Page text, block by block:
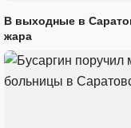
В выходные в
жара